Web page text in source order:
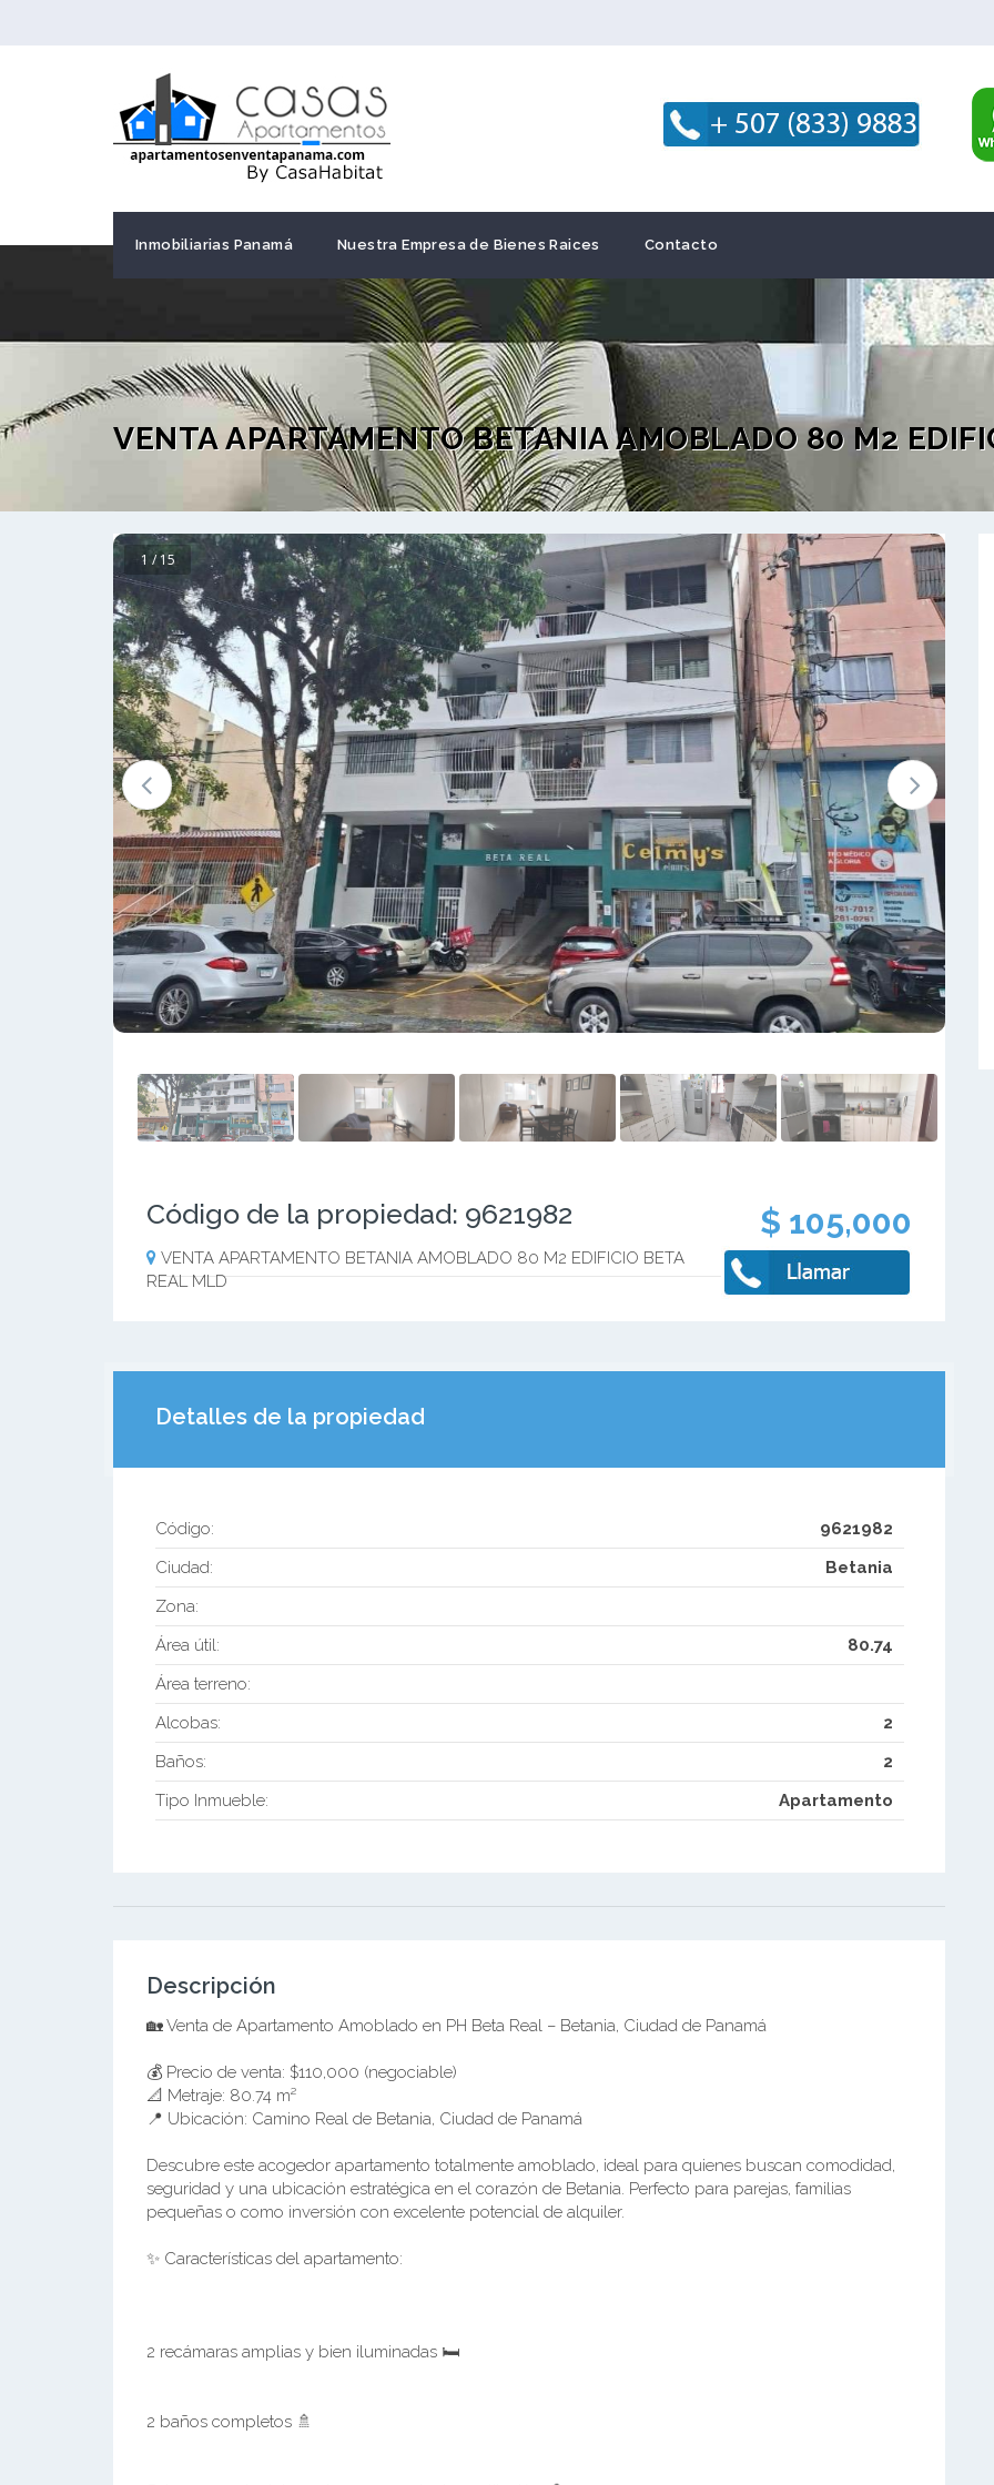
Inmobiliarias Panamá Nuestra Empresa de Bienes Raices Contacto
VENTA APARTAMENTO BETANIA AMOBLADO 80 M2
1 / 15
Código de la propiedad: 9621982 $ 105,000
VENTA APARTAMENTO BETANIA AMOBLADO 80 M2 EDIFICIO BETA
REAL MLD
Detalles de la propiedad
Código:
9621982
Ciudad:
Betania
Zona:
Área útil:
80.74
Área terreno:
Alcobas:
2
Baños:
2
Tipo Inmueble:
Apartamento
Descripción
🏡 Venta de Apartamento Amoblado en PH Beta Real – Betania, Ciudad de Panamá
💰 Precio de venta: $110,000 (negociable)
📐 Metraje: 80.74 m²
📍 Ubicación: Camino Real de Betania, Ciudad de Panamá
Descubre este acogedor apartamento totalmente amoblado, ideal para quienes buscan comodidad,
seguridad y una ubicación estratégica en el corazón de Betania. Perfecto para parejas, familias
pequeñas o como inversión con excelente potencial de alquiler.
✨ Características del apartamento:
2 recámaras amplias y bien iluminadas 🛏️
2 baños completos 🚿